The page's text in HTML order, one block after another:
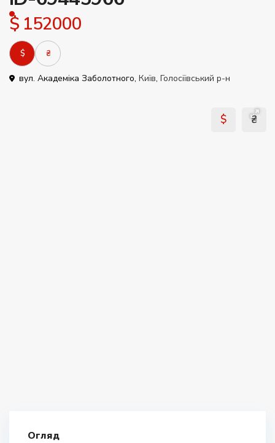
$ 152000
$ ₴
вул. Академіка Заболотного, Київ, Голосіївський р-н
Огляд
$ ₴